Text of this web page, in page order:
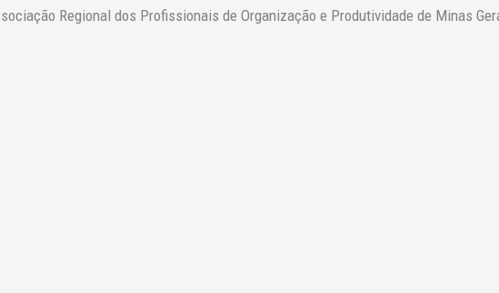
Regional dos Profissionais de Organização e Produtividade de Minas